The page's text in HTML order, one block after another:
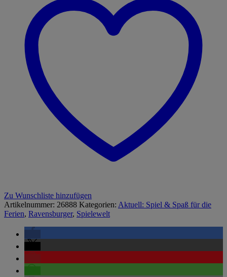
Zu Wunschliste hinzufügen
Artikelnummer: 26888 Kategorien: Aktuell: Spiel & Spaß für die
Ferien, Ravensburger, Spielewelt